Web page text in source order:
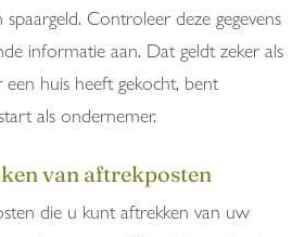
spaargeld. Controleer deze gegevens
informatie aan. Dat geldt zeker als
huis heeft gekocht, bent
als ondernemer.
van aftrekposten
die u kunt aftrekken van uw